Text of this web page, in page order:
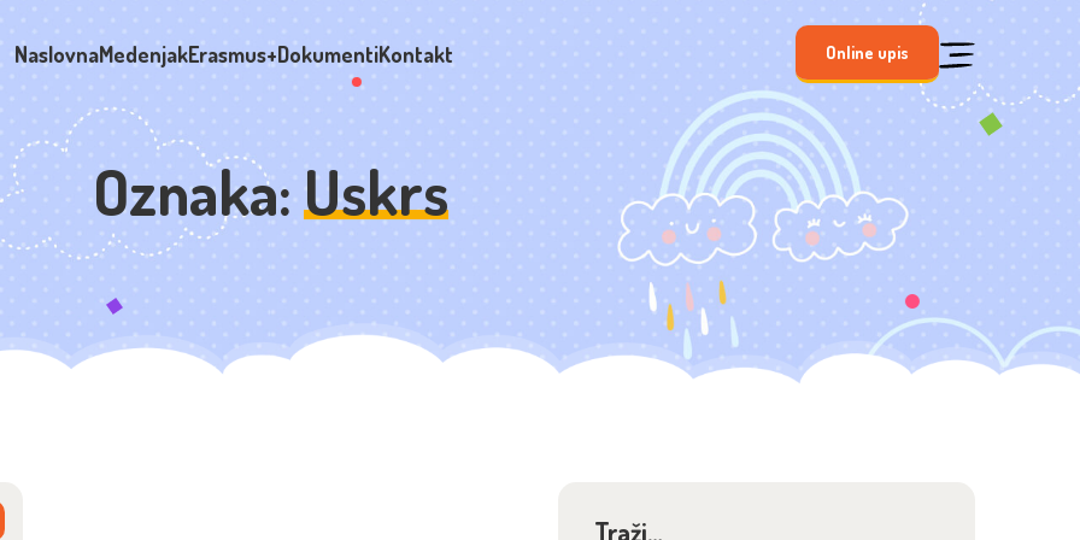
NaslovnaMedenjakErasmus+DokumentiKontakt Online upis
Oznaka:Uskrs
Traži…